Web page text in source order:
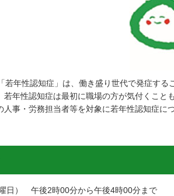
若年性認知症」は、働き盛り世代で発症す
若年性認知症は最初に職場の方が気付くこと
人事・労務担当者等を対象に若年性認知症
日） 午後2時00分から午後4時00分まで